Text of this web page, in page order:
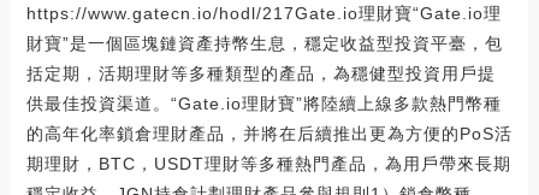
https://www.gatecn.io/hodl/217Gate.io理財寶“Gate.io理
財寶”是一個區塊鏈資產持幣生息，穩定收益型投資平臺，包
括定期，活期理財等多種類型的產品，為穩健型投資用戶提
供最佳投資渠道。“Gate.io理財寶”將陸續上線多款熱門幣種
的高年化率鎖倉理財產品，并將在后續推出更為方便的PoS活
期理財，BTC，USDT理財等多種熱門產品，為用戶帶來長期